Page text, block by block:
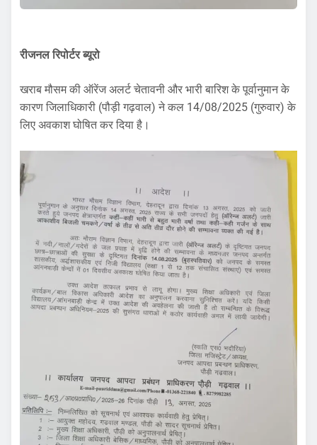
रीजनल रिपोर्टर ब्यूरो
खराब मौसम की ऑरेंज अलर्ट चेतावनी और भारी बारिश के पूर्वानुमान के
कारण जिलाधिकारी (पौड़ी गढ़वाल) ने कल 14/08/2025 (गुरुवार) के
लिए अवकाश घोषित कर दिया है।